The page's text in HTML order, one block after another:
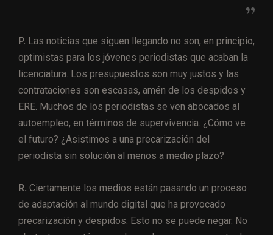
P. Las noticias que siguen llegando no son, en principio,
optimistas para los jóvenes periodistas que acaban la
licenciatura. Los presupuestos son muy justos y las
contrataciones son escasas, amén de los despidos y
ERE. Muchos de los periodistas se ven abocados al
autoempleo, en términos de supervivencia. ¿Cómo ve
el futuro? ¿Asistimos a una precarización del
periodista sin solución al menos a medio plazo?
R. Ciertamente los medios están pasando un proceso
de adaptación al mundo digital que ha provocado
precarización y despidos. Esto no se puede negar. No